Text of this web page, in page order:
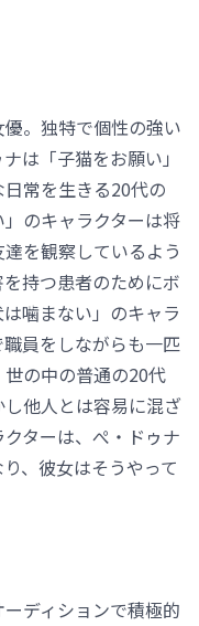
。独特で個性の強い
は「子猫をお願い」
常を生きる20代の
のキャラクターは将
を観察しているよう
持つ患者のためにボ
噛まない」のキャラ
員をしながらも一匹
の中の普通の20代
他人とは容易に混ざ
ターは、ぺ・ドゥナ
、彼女はそうやって
ディションで積極的